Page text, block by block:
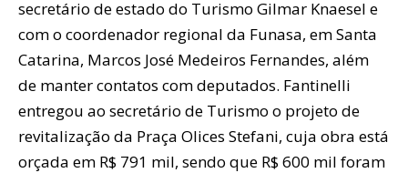
secretário de estado do Turismo Gilmar Knaesel e
com o coordenador regional da Funasa, em Santa
Catarina, Marcos José Medeiros Fernandes, além
de manter contatos com deputados. Fantinelli
entregou ao secretário de Turismo o projeto de
revitalização da Praça Olices Stefani, cuja obra está
orçada em R$ 791 mil, sendo que R$ 600 mil foram